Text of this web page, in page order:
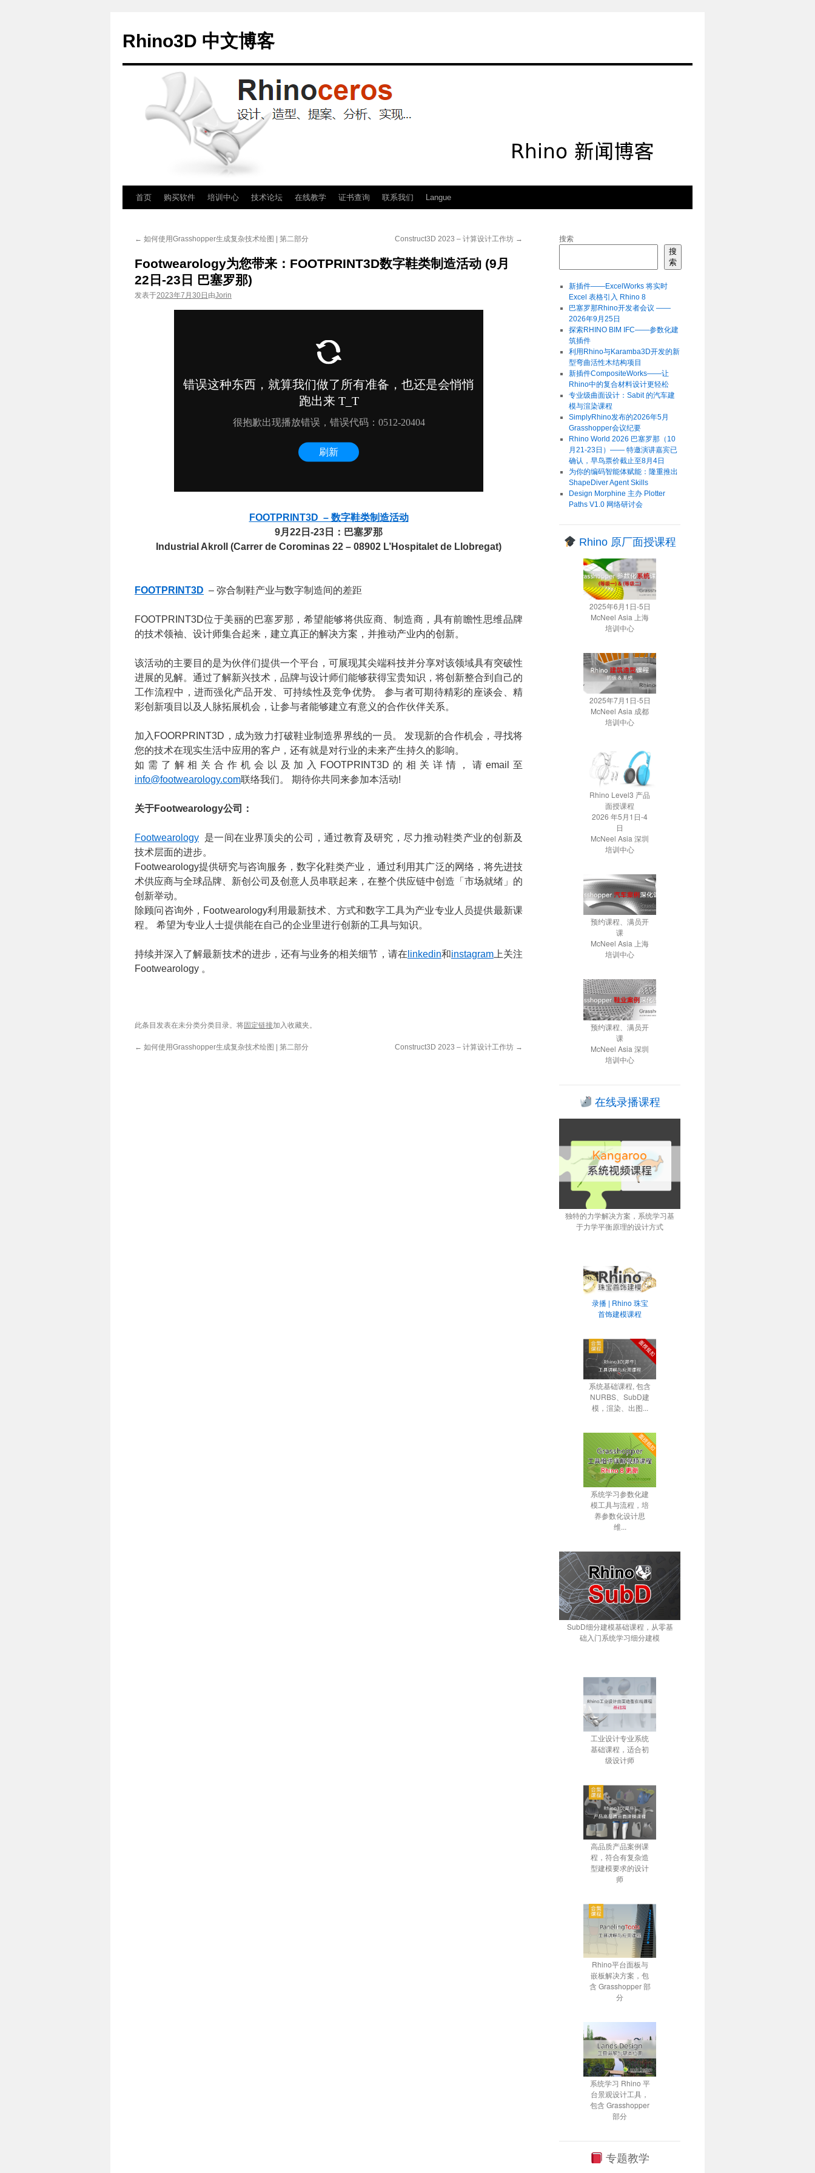
Rhino3D 中文博客
首页 购买软件 培训中心 技术论坛 在线教学 证书查询 联系我们 Langue
← 如何使用Grasshopper生成复杂技术绘图 | 第二部分 Construct3D 2023 – 计算设计工作坊 →
Footwearology为您带来：FOOTPRINT3D数字鞋类制造活动 (9月
22日-23日 巴塞罗那)
发表于2023年7月30日 由Jorin
FOOTPRINT3D – 数字鞋类制造活动
9月22日-23日：巴塞罗那
Industrial Akroll (Carrer de Corominas 22 – 08902 L’Hospitalet de Llobregat)
FOOTPRINT3D – 弥合制鞋产业与数字制造间的差距
FOOTPRINT3D位于美丽的巴塞罗那，希望能够将供应商、制造商，具有前瞻性思维品牌
的技术领袖、设计师集合起来，建立真正的解决方案，并推动产业内的创新。
该活动的主要目的是为伙伴们提供一个平台，可展现其尖端科技并分享对该领域具有突破性
进展的见解。通过了解新兴技术，品牌与设计师们能够获得宝贵知识，将创新整合到自己的
工作流程中，进而强化产品开发、可持续性及竞争优势。 参与者可期待精彩的座谈会、精
彩创新项目以及人脉拓展机会，让参与者能够建立有意义的合作伙伴关系。
加入FOORPRINT3D，成为致力打破鞋业制造界界线的一员。 发现新的合作机会，寻找将
您的技术在现实生活中应用的客户，还有就是对行业的未来产生持久的影响。
如需了解相关合作机会以及加入FOOTPRINT3D的相关详情，请email至
info@footwearology.com联络我们。 期待你共同来参加本活动!
关于Footwearology公司：
Footwearology 是一间在业界顶尖的公司，通过教育及研究，尽力推动鞋类产业的创新及
技术层面的进步。
Footwearology提供研究与咨询服务，数字化鞋类产业， 通过利用其广泛的网络，将先进技
术供应商与全球品牌、新创公司及创意人员串联起来，在整个供应链中创造「市场就绪」的
创新举动。
除顾问咨询外，Footwearology利用最新技术、方式和数字工具为产业专业人员提供最新课
程。 希望为专业人士提供能在自己的企业里进行创新的工具与知识。
持续并深入了解最新技术的进步，还有与业务的相关细节，请在 linkedin和instagram上关注
Footwearology 。
此条目发表在未分类分类目录。将固定链接加入收藏夹。
← 如何使用Grasshopper生成复杂技术绘图 | 第二部分 Construct3D 2023 – 计算设计工作坊 →
搜索
搜
索
新插件——ExcelWorks 将实时
Excel 表格引入 Rhino 8
巴塞罗那Rhino开发者会议 ——
2026年9月25日
探索RHINO BIM IFC——参数化建
筑插件
利用Rhino与Karamba3D开发的新
型弯曲活性木结构项目
新插件CompositeWorks——让
Rhino中的复合材料设计更轻松
专业级曲面设计：Sabit 的汽车建
模与渲染课程
SimplyRhino发布的2026年5月
Grasshopper会议纪要
Rhino World 2026 巴塞罗那（10
月21-23日）—— 特邀演讲嘉宾已
确认，早鸟票价截止至8月4日
为你的编码智能体赋能：隆重推出
ShapeDiver Agent Skills
Design Morphine 主办 Plotter
Paths V1.0 网络研讨会
Rhino 原厂面授课程
2025年6月1日-5日
McNeel Asia 上海
培训中心
2025年7月1日-5日
McNeel Asia 成都
培训中心
Rhino Level3 产品
面授课程
2026 年5月1日-4
日
McNeel Asia 深圳
培训中心
预约课程、满员开
课
McNeel Asia 上海
培训中心
预约课程、满员开
课
McNeel Asia 深圳
培训中心
在线录播课程
独特的力学解决方案，系统学习基
于力学平衡原理的设计方式
录播 | Rhino 珠宝
首饰建模课程
系统基础课程, 包含
NURBS、SubD建
模，渲染、出图...
系统学习参数化建
模工具与流程，培
养参数化设计思
维...
SubD细分建模基础课程，从零基
础入门系统学习细分建模
工业设计专业系统
基础课程，适合初
级设计师
高品质产品案例课
程，符合有复杂造
型建模要求的设计
师
Rhino平台面板与
嵌板解决方案，包
含 Grasshopper 部
分
系统学习 Rhino 平
台景观设计工具，
包含 Grasshopper
部分
专题教学